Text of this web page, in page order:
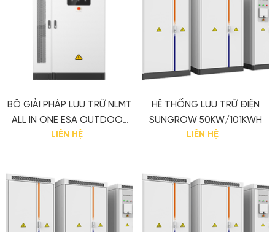
BỘ GIẢI PHÁP LƯU TRỮ NLMT
ALL IN ONE ESA OUTDOOR
CABINET 50KW/100KWH
LIÊN HỆ
HỆ THỐNG LƯU TRỮ ĐIỆN
SUNGROW 50KW/101KWH
LIÊN HỆ